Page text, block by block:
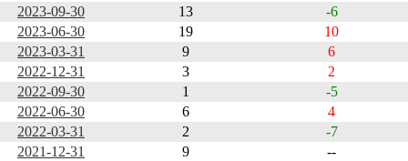
2023-09-30
13
-6
2023-06-30
19
10
2023-03-31
9
6
2022-12-31
3
2
2022-09-30
1
-5
2022-06-30
6
4
2022-03-31
2
-7
2021-12-31
9
--